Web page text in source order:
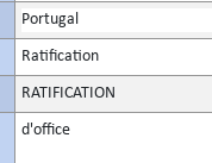
Portugal
Ratification
RATIFICATION
d'office